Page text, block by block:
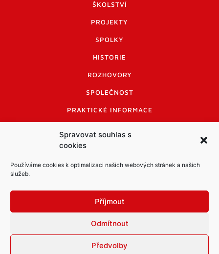
Spravovat souhlas s
cookies
Používáme cookies k optimalizaci našich webových stránek a našich
služeb.
Příjmout
Odmítnout
Předvolby
ŠKOLSTVÍ
PROJEKTY
SPOLKY
HISTORIE
ROZHOVORY
SPOLEČNOST
PRAKTICKÉ INFORMACE
INFORMACE A KODEX DISKUTUJÍCÍCH
LOGO A LOGO MANUÁL
Informace o zpracování osobních údajů